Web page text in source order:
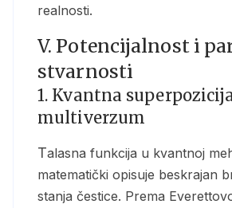
realnosti.
V. Potencijalnost i
stvarnosti
1. Kvantna
multiverzum
Talasna funkcija u kvantnoj mehanici
matematički opisuje beskrajan
stanja čestice. Prema